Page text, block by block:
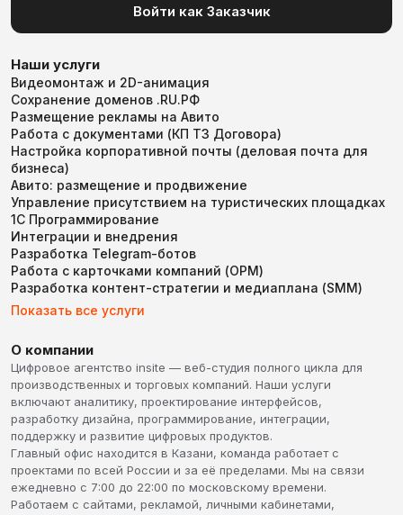
Войти как Заказчик
Наши услуги
Видеомонтаж и 2D-анимация
Сохранение доменов .RU.РФ
Размещение рекламы на Авито
Работа с документами (КП ТЗ Договора)
Настройка корпоративной почты (деловая почта для
бизнеса)
Авито: размещение и продвижение
Управление присутствием на туристических площадках
1С Программирование
Интеграции и внедрения
Разработка Telegram-ботов
Работа с карточками компаний (ОРМ)
Разработка контент-стратегии и медиаплана (SMM)
Показать все услуги
О компании
Цифровое агентство insite — веб-студия полного цикла для
производственных и торговых компаний. Наши услуги
включают аналитику, проектирование интерфейсов,
разработку дизайна, программирование, интеграции,
поддержку и развитие цифровых продуктов.
Главный офис находится в Казани, команда работает с
проектами по всей России и за её пределами. Мы на связи
ежедневно с 7:00 до 22:00 по московскому времени.
Работаем с сайтами, рекламой, личными кабинетами,